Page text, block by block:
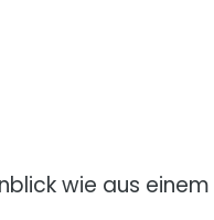
wie aus einem